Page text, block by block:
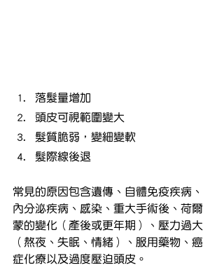
落髮量增加
頭皮可視範圍變大
髮質脆弱，變細變軟
髮際線後退
常見的原因包含遺傳、自體免疫疾病、
內分泌疾病、感染、重大手術後、荷爾
蒙的變化（產後或更年期）、壓力過大
（熬夜、失眠、情緒）、服用藥物、癌
症化療以及過度壓迫頭皮。